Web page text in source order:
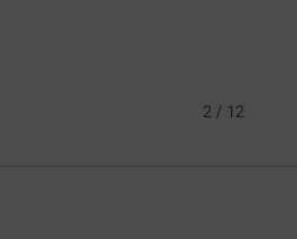
2 / 12